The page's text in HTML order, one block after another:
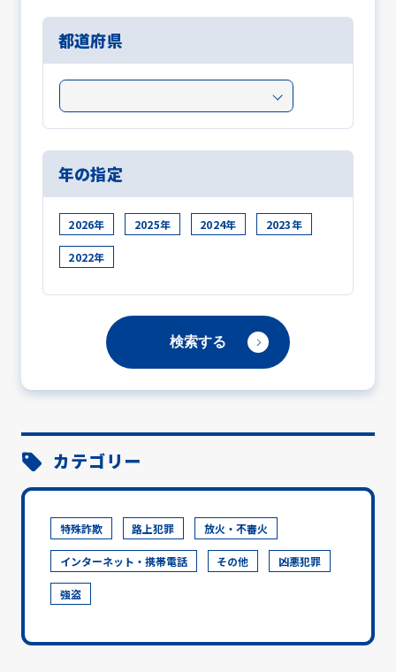
都道府県
年の指定
2026年 2025年 2024年 2023年
2022年
カテゴリー
特殊詐欺 路上犯罪 放火・不審火
インターネット・携帯電話 その他 凶悪犯罪
強盗